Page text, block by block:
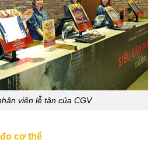
viên lễ tân của CGV
cơ thể